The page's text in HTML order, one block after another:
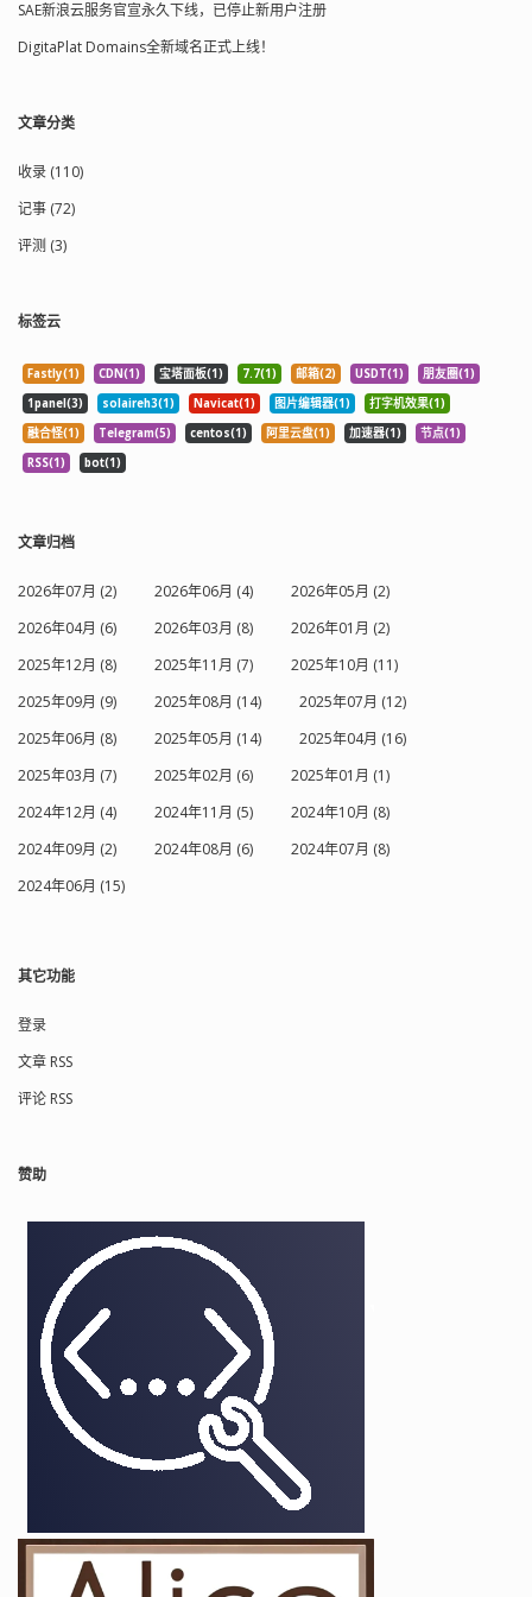
SAE新浪云服务官宣永久下线，已停止新用户注册
DigitaPlat Domains全新域名正式上线！
文章分类
收录 (110)
记事 (72)
评测 (3)
标签云
Fastly(1) CDN(1) 宝塔面板(1) 7.7(1) 邮箱(2) USDT(1)
朋友圈(1)
1panel(3)
solaireh3(1) Navicat(1) 图片编辑器(1)
打字机效果(1)
融合怪(1)
Telegram(5) centos(1) 阿里云盘(1) 加速器(1)
节点(1)
RSS(1)
bot(1)
文章归档
2026年07月 (2) 2026年06月 (4)
2026年05月 (2)
2026年04月 (6)
2026年03月 (8)
2026年01月 (2)
2025年12月 (8)
2025年11月 (7)
2025年10月 (11)
2025年09月 (9)
2025年08月 (14)
2025年07月 (12)
2025年06月 (8)
2025年05月 (14)
2025年04月 (16)
2025年03月 (7)
2025年02月 (6)
2025年01月 (1)
2024年12月 (4)
2024年11月 (5)
2024年10月 (8)
2024年09月 (2)
2024年08月 (6)
2024年07月 (8)
2024年06月 (15)
其它功能
登录
文章 RSS
评论 RSS
赞助